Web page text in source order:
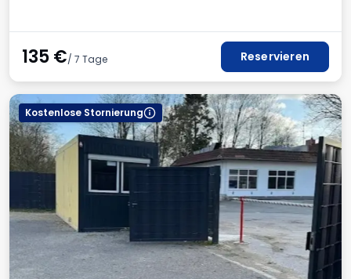
135€/ 7 Tage Reservieren
Kostenlose Stornierung